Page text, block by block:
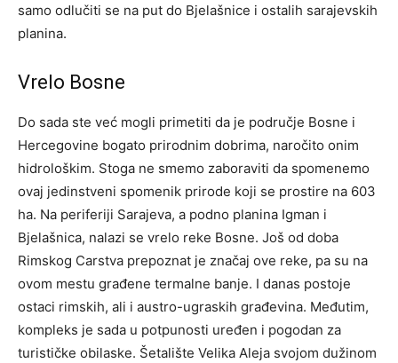
samo odlučiti se na put do Bjelašnice i ostalih sarajevskih
planina.
Vrelo Bosne
Do sada ste već mogli primetiti da je područje Bosne i
Hercegovine bogato prirodnim dobrima, naročito onim
hidrološkim. Stoga ne smemo zaboraviti da spomenemo
ovaj jedinstveni spomenik prirode koji se prostire na 603
ha. Na periferiji Sarajeva, a podno planina Igman i
Bjelašnica, nalazi se vrelo reke Bosne. Još od doba
Rimskog Carstva prepoznat je značaj ove reke, pa su na
ovom mestu građene termalne banje. I danas postoje
ostaci rimskih, ali i austro-ugraskih građevina. Međutim,
kompleks je sada u potpunosti uređen i pogodan za
turističke obilaske. Šetalište Velika Aleja svojom dužinom